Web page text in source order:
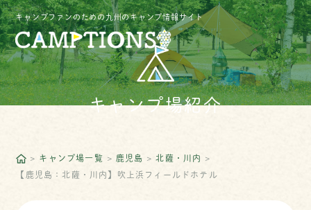
キャンプファンのための九州のキャンプ情報サイト
キャンプ場紹介
キャンプ場一覧 鹿児島
北薩・川内
【鹿児島：北薩・川内】吹上浜フィールドホテル